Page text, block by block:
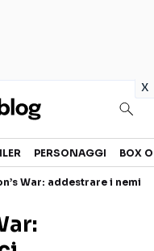
x
STREAMING
PERSONAGGI BOX
War: addestrare i nemici